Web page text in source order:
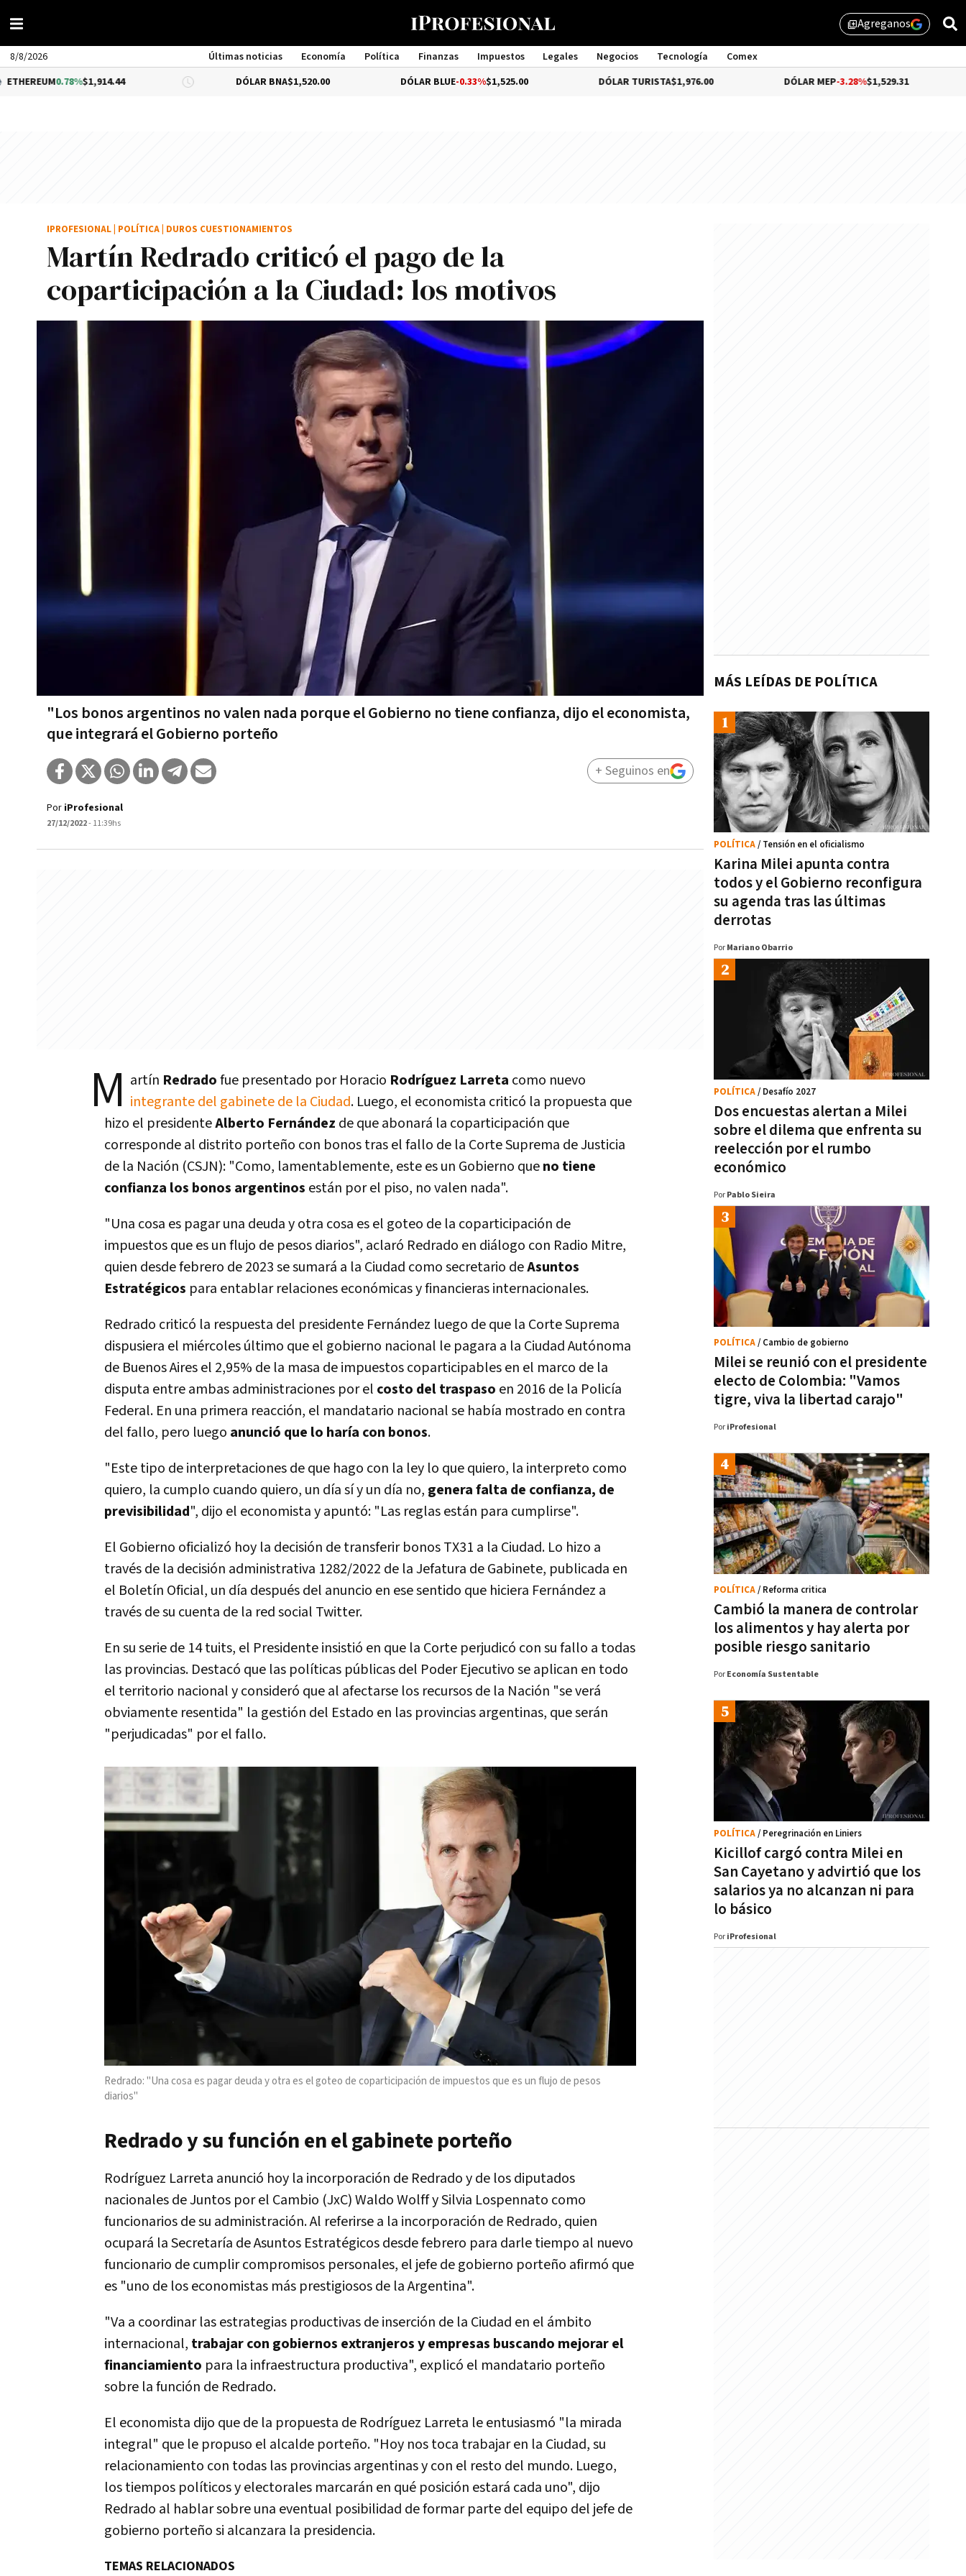
library_addAgreganos
8/8/2026 Últimas noticias Economía Política Finanzas Impuestos Legales Negocios Tecnología
Comex
Management
0.78%$1,914.44 DÓLAR BNA$1,520.00 DÓLAR BLUE-0.33%$1,525.00 DÓLAR TURISTA$1,976.00 DÓLAR MEP-3.28%$1,529.31
Martín Redrado criticó el pago de la
coparticipación a la Ciudad: los motivos
"Los bonos argentinos no valen nada porque el Gobierno no tiene confianza, dijo el economista,
que integrará el Gobierno porteño
IPROFESIONAL POLÍTICA DUROS CUESTIONAMIENTOS
Por iProfesional
27/12/2022- 11:39hs
+ Seguinos en
M artín Redradofue presentado por Horacio Rodríguez Larreta como nuevo
integrante del gabinete de la Ciudad. Luego, el economista criticó la propuesta que
hizo el presidenteAlberto Fernández de que abonará la coparticipación que
corresponde al distrito porteño con bonos tras el fallo de la Corte Suprema de Justicia
de la Nación (CSJN): "Como, lamentablemente, este es un Gobierno queno tiene
confianza los bonos argentinos están por el piso, no valen nada".
"Una cosa es pagar una deuda y otra cosa es el goteo de la coparticipación de
impuestos que es un flujo de pesos diarios", aclaró Redrado en diálogo con Radio Mitre,
quien desde febrero de 2023 se sumará a la Ciudad como secretario deAsuntos
Estratégicos para entablar relaciones económicas y financieras internacionales.
Redrado criticó la respuesta del presidente Fernández luego de que la Corte Suprema
dispusiera el miércoles último que el gobierno nacional le pagara a la Ciudad Autónoma
de Buenos Aires el 2,95% de la masa de impuestos coparticipables en el marco de la
disputa entre ambas administraciones por el costo del traspaso en 2016 de la Policía
Federal. En una primera reacción, el mandatario nacional se había mostrado en contra
del fallo, pero luego anunció que lo haría con bonos.
"Este tipo de interpretaciones de que hago con la ley lo que quiero, la interpreto como
quiero, la cumplo cuando quiero, un día sí y un día no, genera falta de confianza, de
previsibilidad", dijo el economista y apuntó: "Las reglas están para cumplirse".
El Gobierno oficializó hoy la decisión de transferir bonos TX31 a la Ciudad. Lo hizo a
través de la decisión administrativa 1282/2022 de la Jefatura de Gabinete, publicada en
el Boletín Oficial, un día después del anuncio en ese sentido que hiciera Fernández a
través de su cuenta de la red social Twitter.
En su serie de 14 tuits, el Presidente insistió en que la Corte perjudicó con su fallo a todas
las provincias. Destacó que las políticas públicas del Poder Ejecutivo se aplican en todo
el territorio nacional y consideró que al afectarse los recursos de la Nación "se verá
obviamente resentida" la gestión del Estado en las provincias argentinas, que serán
"perjudicadas" por el fallo.
Redrado: "Una cosa es pagar deuda y otra es el goteo de coparticipación de impuestos que es un flujo de pesos
diarios"
Redrado y su función en el gabinete porteño
Rodríguez Larreta anunció hoy la incorporación de Redrado y de los diputados
nacionales de Juntos por el Cambio (JxC) Waldo Wolff y Silvia Lospennato como
funcionarios de su administración. Al referirse a la incorporación de Redrado, quien
ocupará la Secretaría de Asuntos Estratégicos desde febrero para darle tiempo al nuevo
funcionario de cumplir compromisos personales, el jefe de gobierno porteño afirmó que
es "uno de los economistas más prestigiosos de la Argentina".
"Va a coordinar las estrategias productivas de inserción de la Ciudad en el ámbito
internacional, trabajar con gobiernos extranjeros y empresas buscando mejorar el
financiamiento para la infraestructura productiva", explicó el mandatario porteño
sobre la función de Redrado.
El economista dijo que de la propuesta de Rodríguez Larreta le entusiasmó "la mirada
integral" que le propuso el alcalde porteño. "Hoy nos toca trabajar en la Ciudad, su
relacionamiento con todas las provincias argentinas y con el resto del mundo. Luego,
los tiempos políticos y electorales marcarán en qué posición estará cada uno", dijo
Redrado al hablar sobre una eventual posibilidad de formar parte del equipo del jefe de
gobierno porteño si alcanzara la presidencia.
TEMAS RELACIONADOS
MÁS LEÍDAS DE POLÍTICA
Karina Milei apunta contra
todos y el Gobierno reconfigura
su agenda tras las últimas
derrotas
POLÍTICA/ Tensión en el oficialismo
Por Mariano Obarrio
Dos encuestas alertan a Milei
sobre el dilema que enfrenta su
reelección por el rumbo
económico
POLÍTICA/ Desafío 2027
Por Pablo Sieira
Milei se reunió con el presidente
electo de Colombia: "Vamos
tigre, viva la libertad carajo"
POLÍTICA/ Cambio de gobierno
Por iProfesional
Cambió la manera de controlar
los alimentos y hay alerta por
posible riesgo sanitario
POLÍTICA/ Reforma critica
Por Economía Sustentable
Kicillof cargó contra Milei en
San Cayetano y advirtió que los
salarios ya no alcanzan ni para
lo básico
POLÍTICA/ Peregrinación en Liniers
Por iProfesional